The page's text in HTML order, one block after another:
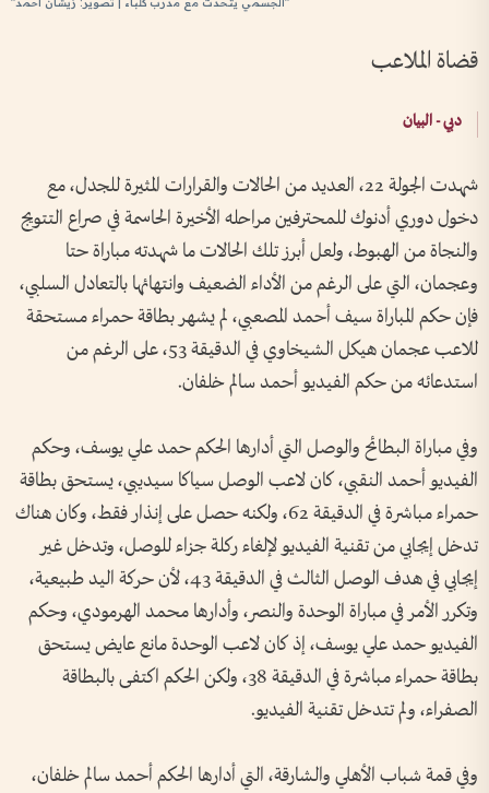
"الجسمي يتحدث مع مدرب كلباء | تصوير: زيشان أحمد"
قضاة الملاعب
دبي - البيان
شهدت الجولة 22، العديد من الحالات والقرارات المثيرة للجدل، مع
دخول دوري أدنوك للمحترفين مراحله الأخيرة الحاسمة في صراع التتويج
والنجاة من الهبوط، ولعل أبرز تلك الحالات ما شهدته مباراة حتا
وعجمان، التي على الرغم من الأداء الضعيف وانتهائها بالتعادل السلبي،
فإن حكم المباراة سيف أحمد المصعبي، لم يشهر بطاقة حمراء مستحقة
للاعب عجمان هيكل الشيخاوي في الدقيقة 53، على الرغم من
استدعائه من حكم الفيديو أحمد سالم خلفان.
وفي مباراة البطائح والوصل التي أدارها الحكم حمد علي يوسف، وحكم
الفيديو أحمد النقبي، كان لاعب الوصل سياكا سيديبي، يستحق بطاقة
حمراء مباشرة في الدقيقة 62، ولكنه حصل على إنذار فقط، وكان هناك
تدخل إيجابي من تقنية الفيديو لإلغاء ركلة جزاء للوصل، وتدخل غير
إيجابي في هدف الوصل الثالث في الدقيقة 43، لأن حركة اليد طبيعية،
وتكرر الأمر في مباراة الوحدة والنصر، وأدارها محمد الهرمودي، وحكم
الفيديو حمد علي يوسف، إذ كان لاعب الوحدة مانع عايض يستحق
بطاقة حمراء مباشرة في الدقيقة 38، ولكن الحكم اكتفى بالبطاقة
الصفراء، ولم تتدخل تقنية الفيديو.
وفي قمة شباب الأهلي والشارقة، التي أدارها الحكم أحمد سالم خلفان،